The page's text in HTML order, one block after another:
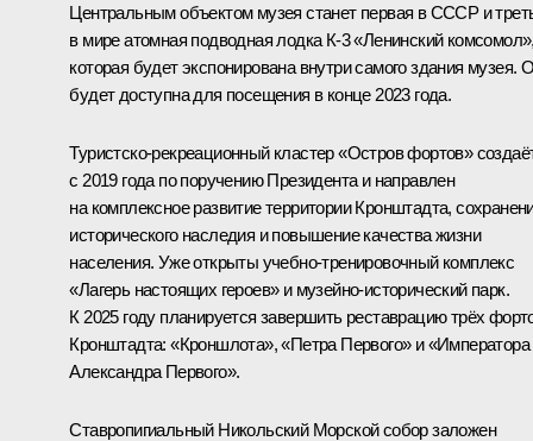
Центральным объектом музея станет первая в СССР и
в мире атомная подводная лодка К-3 «Ленинский
которая будет экспонирована внутри самого здания музея.
будет доступна для посещения в конце 2023 года.
Туристско-рекреационный кластер «Остров фортов»
c 2019 года по поручению Президента и направлен
на комплексное развитие территории Кронштадта,
исторического наследия и повышение качества жизни
населения. Уже открыты учебно-тренировочный комплекс
«Лагерь настоящих героев» и музейно-исторический парк.
К 2025 году планируется завершить реставрацию трёх
Кронштадта: «Кроншлота», «Петра Первого» и «Императора
Александра Первого».
Ставропигиальный Никольский Морской собор заложен